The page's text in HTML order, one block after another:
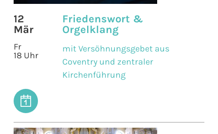
12
Mär
Fr
18 Uhr
Friedenswort &
Orgelklang
mit Versöhnungsgebet aus
Coventry und zentraler
Kirchenführung